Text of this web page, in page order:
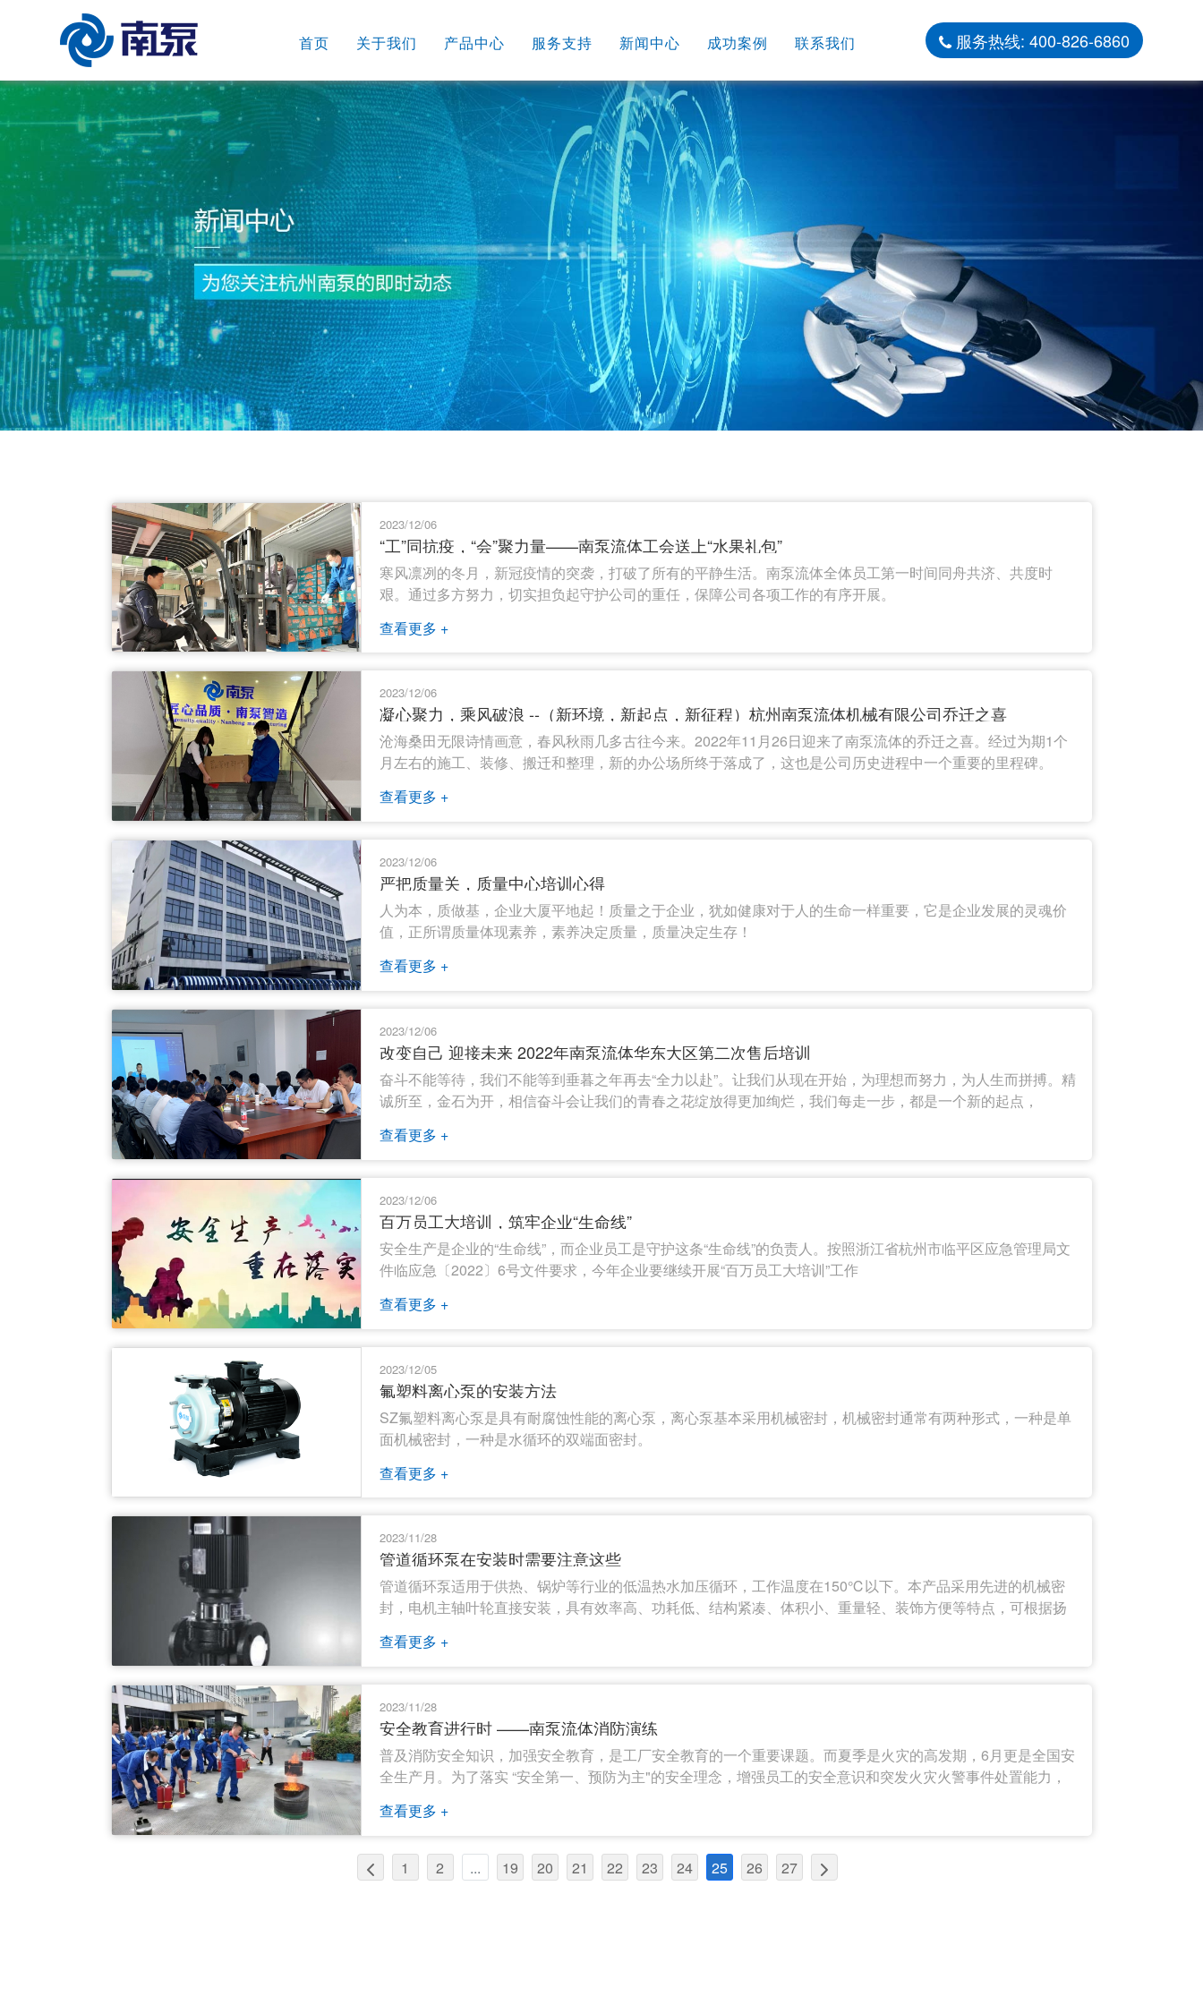
首页 关于我们 产品中心 服务支持 新闻中心 成功案例 联系我们 服务热线: 400-826-6860
2023/12/06
“工”同抗疫，“会”聚力量——南泵流体工会送上“水果礼包”
寒风凛冽的冬月，新冠疫情的突袭，打破了所有的平静生活。南泵流体全体员工第一时间同舟共济、共度时
艰。通过多方努力，切实担负起守护公司的重任，保障公司各项工作的有序开展。
查看更多 +
2023/12/06
凝心聚力，乘风破浪 --（新环境，新起点，新征程）杭州南泵流体机械有限公司乔迁之喜
沧海桑田无限诗情画意，春风秋雨几多古往今来。2022年11月26日迎来了南泵流体的乔迁之喜。经过为期1个
月左右的施工、装修、搬迁和整理，新的办公场所终于落成了，这也是公司历史进程中一个重要的里程碑。
查看更多 +
2023/12/06
严把质量关，质量中心培训心得
人为本，质做基，企业大厦平地起！质量之于企业，犹如健康对于人的生命一样重要，它是企业发展的灵魂价
值，正所谓质量体现素养，素养决定质量，质量决定生存！
查看更多 +
2023/12/06
改变自己 迎接未来 2022年南泵流体华东大区第二次售后培训
奋斗不能等待，我们不能等到垂暮之年再去“全力以赴”。让我们从现在开始，为理想而努力，为人生而拼搏。精
诚所至，金石为开，相信奋斗会让我们的青春之花绽放得更加绚烂，我们每走一步，都是一个新的起点，
查看更多 +
2023/12/06
百万员工大培训，筑牢企业“生命线”
安全生产是企业的“生命线”，而企业员工是守护这条“生命线”的负责人。按照浙江省杭州市临平区应急管理局文
件临应急〔2022〕6号文件要求，今年企业要继续开展“百万员工大培训”工作
查看更多 +
2023/12/05
氟塑料离心泵的安装方法
SZ氟塑料离心泵是具有耐腐蚀性能的离心泵，离心泵基本采用机械密封，机械密封通常有两种形式，一种是单
面机械密封，一种是水循环的双端面密封。
查看更多 +
2023/11/28
管道循环泵在安装时需要注意这些
管道循环泵适用于供热、锅炉等行业的低温热水加压循环，工作温度在150℃以下。本产品采用先进的机械密
封，电机主轴叶轮直接安装，具有效率高、功耗低、结构紧凑、体积小、重量轻、装饰方便等特点，可根据扬
查看更多 +
2023/11/28
安全教育进行时 ——南泵流体消防演练
普及消防安全知识，加强安全教育，是工厂安全教育的一个重要课题。而夏季是火灾的高发期，6月更是全国安
全生产月。为了落实 “安全第一、预防为主"的安全理念，增强员工的安全意识和突发火灾火警事件处置能力，
泵流体厂区内进行了消防安全疏散演习，让员工在演习中受到锻炼和教育。
查看更多 +
1 2 ... 19 20 21 22 23 24 25 26 27